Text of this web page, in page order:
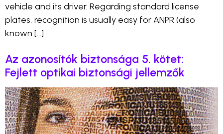
vehicle and its driver. Regarding standard license
plates, recognition is usually easy for ANPR (also
known […]
Az azonosítók biztonsága 5. kötet:
Fejlett optikai biztonsági jellemzők